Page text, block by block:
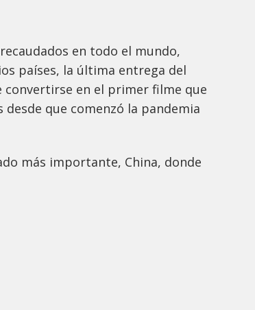
en todo el mundo,
países, la última entrega del
convertirse en el primer filme que
que comenzó la pandemia
más importante, China, donde